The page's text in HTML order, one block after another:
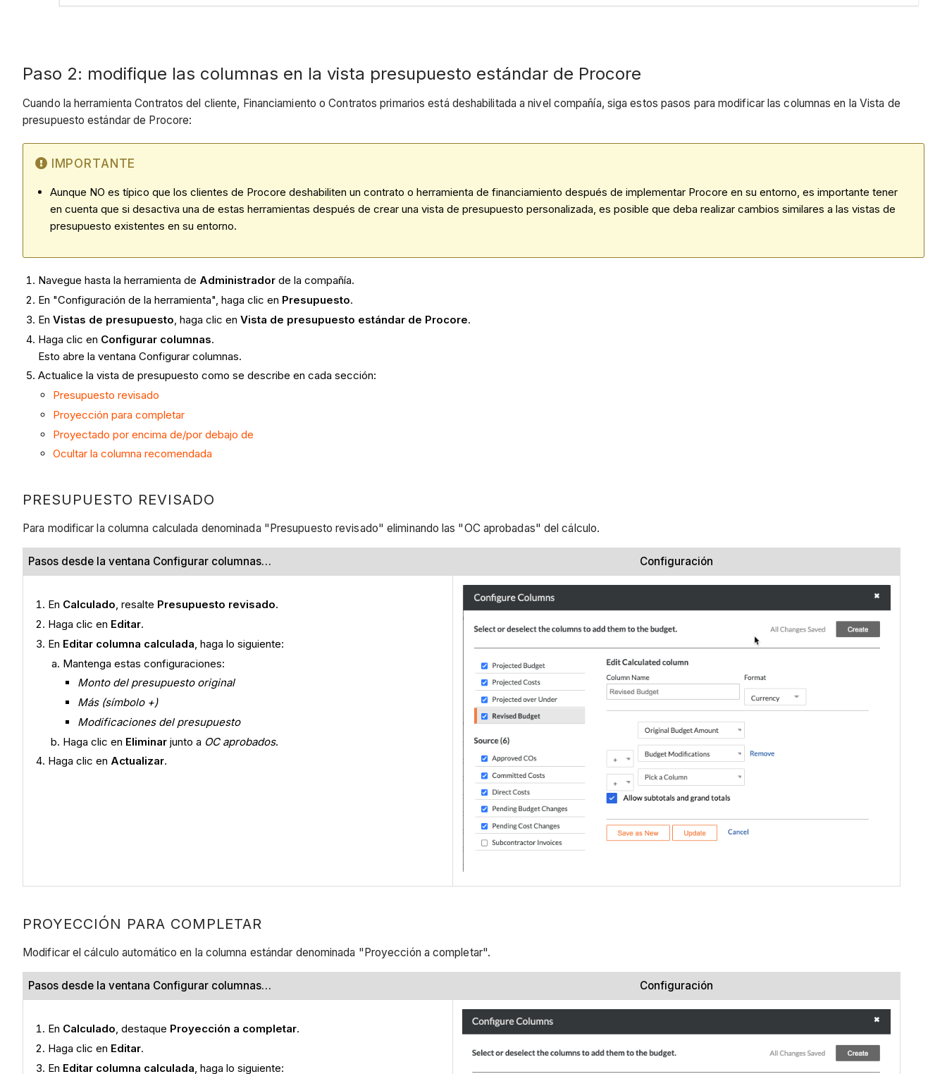
Paso 2: modifique las columnas en la vista presupuesto estándar de Procore
Cuando la herramienta Contratos del cliente, Financiamiento o Contratos primarios está deshabilitada a nivel compañía, siga estos pasos para modificar las columnas en la Vista de
presupuesto estándar de Procore:
IMPORTANTE
Aunque NO es típico que los clientes de Procore deshabiliten un contrato o herramienta de financiamiento después de implementar Procore en su entorno, es importante tener
en cuenta que si desactiva una de estas herramientas después de crear una vista de presupuesto personalizada, es posible que deba realizar cambios similares a las vistas de
presupuesto existentes en su entorno.
Navegue hasta la herramienta de Administrador de la compañía.
En "Configuración de la herramienta", haga clic en Presupuesto.
EnVistas de presupuesto, haga clic enVista de presupuesto estándar de Procore.
Haga clic en Configurar columnas.
Esto abre la ventana Configurar columnas.
Actualice la vista de presupuesto como se describe en cada sección:
Presupuesto revisado
Proyección para completar
Proyectado por encima de/por debajo de
Ocultar la columna recomendada
PRESUPUESTO REVISADO
Para modificar la columna calculada denominada "Presupuesto revisado" eliminando las "OC aprobadas" del cálculo.
Pasos desde la ventana Configurar columnas… Configuración
En Calculado, resalte Presupuesto revisado.
Haga clic en Editar.
En Editar columna calculada, haga lo siguiente:
Mantenga estas configuraciones:
Monto del presupuesto original
Más (símbolo +)
Modificaciones del presupuesto
Haga clic en Eliminar junto a OC aprobados.
Haga clic en Actualizar.
PROYECCIÓN PARA COMPLETAR
Modificar el cálculo automático en la columna estándar denominada "Proyección a completar".
Pasos desde la ventana Configurar columnas… Configuración
En Calculado, destaque Proyección a completar.
Haga clic en Editar.
En Editar columna calculada, haga lo siguiente: